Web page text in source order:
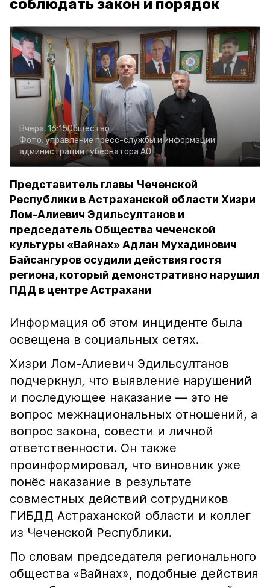
соблюдать закон и порядок
Вчера, 16:15Общество
Фото: управление пресс-службы и информации
администрации губернатора АО
Представитель главы Чеченской
Республики в Астраханской области Хизри
Лом-Алиевич Эдильсултанов и
председатель Общества чеченской
культуры «Вайнах» Адлан Мухадинович
Байсангуров осудили действия гостя
региона, который демонстративно нарушил
ПДД в центре Астрахани
Информация об этом инциденте была
освещена в социальных сетях.
Хизри Лом-Алиевич Эдильсултанов
подчеркнул, что выявление нарушений
и последующее наказание — это не
вопрос межнациональных отношений, а
вопрос закона, совести и личной
ответственности. Он также
проинформировал, что виновник уже
понёс наказание в результате
совместных действий сотрудников
ГИБДД Астраханской области и коллег
из Чеченской Республики.
По словам председателя регионального
общества «Вайнах», подобные действия